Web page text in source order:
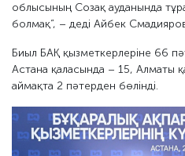
облысының Созақ ауданында
болмақ”, – деді Айбек
Биыл БАҚ қызметкерлеріне 66
Астана қаласында – 15, Алматы
аймақта 2 пәтерден бөлінді.